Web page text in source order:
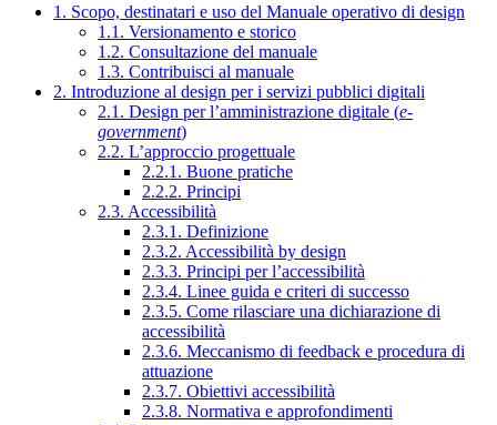
1. Scopo, destinatari e uso del Manuale operativo di design
1.1. Versionamento e storico
1.2. Consultazione del manuale
1.3. Contribuisci al manuale
2. Introduzione al design per i servizi pubblici digitali
2.1. Design per l’amministrazione digitale (e-
government)
2.2. L’approccio progettuale
2.2.1. Buone pratiche
2.2.2. Principi
2.3. Accessibilità
2.3.1. Definizione
2.3.2. Accessibilità by design
2.3.3. Principi per l’accessibilità
2.3.4. Linee guida e criteri di successo
2.3.5. Come rilasciare una dichiarazione di
accessibilità
2.3.6. Meccanismo di feedback e procedura di
attuazione
2.3.7. Obiettivi accessibilità
2.3.8. Normativa e approfondimenti